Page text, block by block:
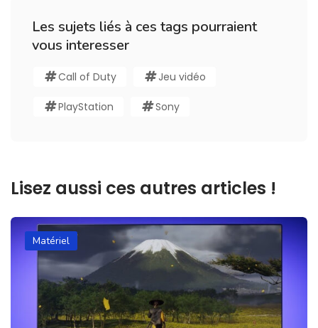
Les sujets liés à ces tags pourraient
vous interesser
Call of Duty Jeu vidéo
PlayStation Sony
Lisez aussi ces autres articles !
Matériel